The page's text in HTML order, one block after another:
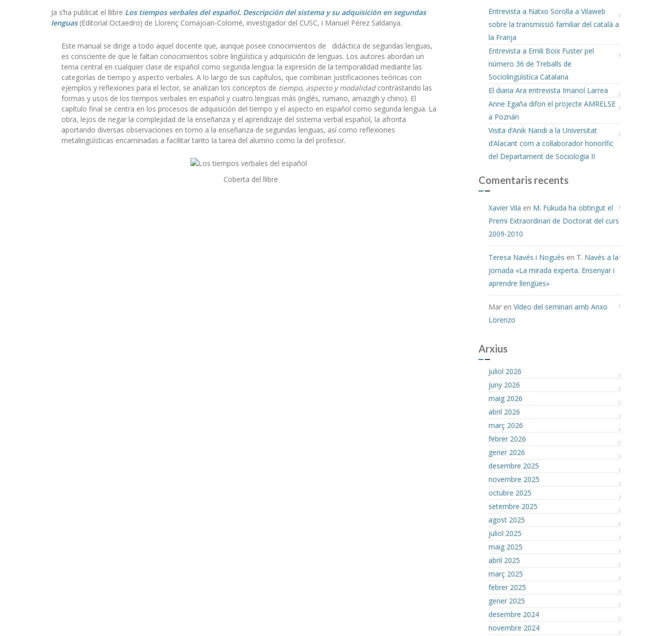
Ja s’ha publicat el llibre Los tiempos verbales del español. Descripción del sistema y su adquisición en segundas
lenguas(Editorial Octaedro) de Llorenç Comajoan-Colomé, investigador del CUSC, i Manuel Pérez Saldanya.
Este manual se dirige a todo aquel docente que, aunque posee conocimientos de didáctica de segundas lenguas,
es consciente de que le faltan conocimientos sobre lingüística y adquisición de lenguas. Los autores abordan un
tema central en cualquier clase de español como segunda lengua: la expresión de la temporalidad mediante las
categorías de tiempo y aspecto verbales. A lo largo de sus capítulos, que combinan justificaciones teóricas con
ejemplos y reflexiones para el lector, se analizan los conceptos de tiempo, aspecto y modalidadcontrastando las
formas y usos de los tiempos verbales en español y cuatro lenguas más (inglés, rumano, amazigh y chino). El
capítulo final se centra en los procesos de adquisición del tiempo y el aspecto en español como segunda lengua. La
obra, lejos de negar la complejidad de la enseñanza y el aprendizaje del sistema verbal español, la afronta
aportando diversas observaciones en torno a la enseñanza de segundas lenguas, así como reflexiones
metalingüísticas encaminadas a facilitar tanto la tarea del alumno como la del profesor.
Coberta del llibre
Entrevista a Natxo Sorolla a Vilaweb
sobre la transmissió familiar del català a
la Franja
Entrevista a Emili Boix Fuster pel
número 36 de Treballs de
Sociolingüística Catalana
El diaria Ara entrevista Imanol Larrea
Anne Egaña difon el projecte AMRELSE
a Poznán
Visita d’Anik Nandi a la Universitat
d’Alacant com a col·laborador honorífic
del Departament de Sociologia II
Comentaris recents
Xavier Vila en M. Fukuda ha obtingut el
Premi Extraordinari de Doctorat del curs
2009-2010
Teresa Navés i Nogués en T. Navés a la
jornada «La mirada experta. Ensenyar i
aprendre llengües»
Mar en Vídeo del seminari amb Anxo
Lorenzo
Arxius
juliol 2026
juny 2026
maig 2026
abril 2026
març 2026
febrer 2026
gener 2026
desembre 2025
novembre 2025
octubre 2025
setembre 2025
agost 2025
juliol 2025
maig 2025
abril 2025
març 2025
febrer 2025
gener 2025
desembre 2024
novembre 2024